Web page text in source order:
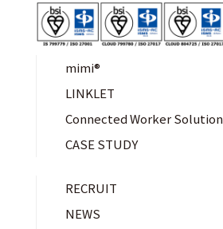
mimi®︎
LINKLET
Connected Worker Solution
CASE STUDY
RECRUIT
NEWS